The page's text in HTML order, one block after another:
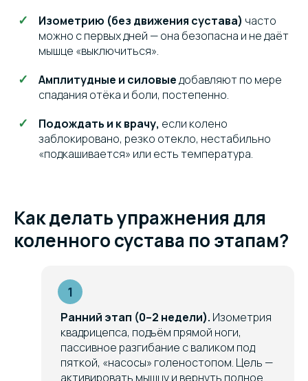
Изометрию (без движения сустава) часто
можно с первых дней — она безопасна и не даёт
мышце «выключиться».
Амплитудные и силовыедобавляют по мере
спадания отёка и боли, постепенно.
Подождать и к врачу, если колено
заблокировано, резко отекло, нестабильно
«подкашивается» или есть температура.
Как делать упражнения для
коленного сустава по этапам?
Ранний этап (0–2 недели). Изометрия
квадрицепса, подъём прямой ноги,
пассивное разгибание с валиком под
пяткой, «насосы» голеностопом. Цель —
активировать мышцу и вернуть полное